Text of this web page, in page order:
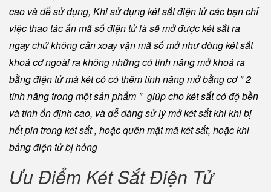
cao và dễ sử dụng, Khi sử dụng két sắt điện tử các bạn chỉ
việc thao tác ấn mã số điện tử là sẽ mở được két sắt ra
ngay chứ không cần xoay vặn mã số mở như dòng két sắt
khoá cơ ngoài ra không những có tính năng mở khoá ra
bằng điện tử mà két có có thêm tính năng mở bằng cơ " 2
tính năng trong một sản phẩm " giúp cho két sắt có độ bền
và tính ổn định cao, và dễ dàng sử lý mở két sắt khi khi bị
hết pin trong két sắt , hoặc quên mật mã két sắt, hoặc khi
bảng điện tử bị hỏng
Ưu Điểm Két Sắt Điện Tử